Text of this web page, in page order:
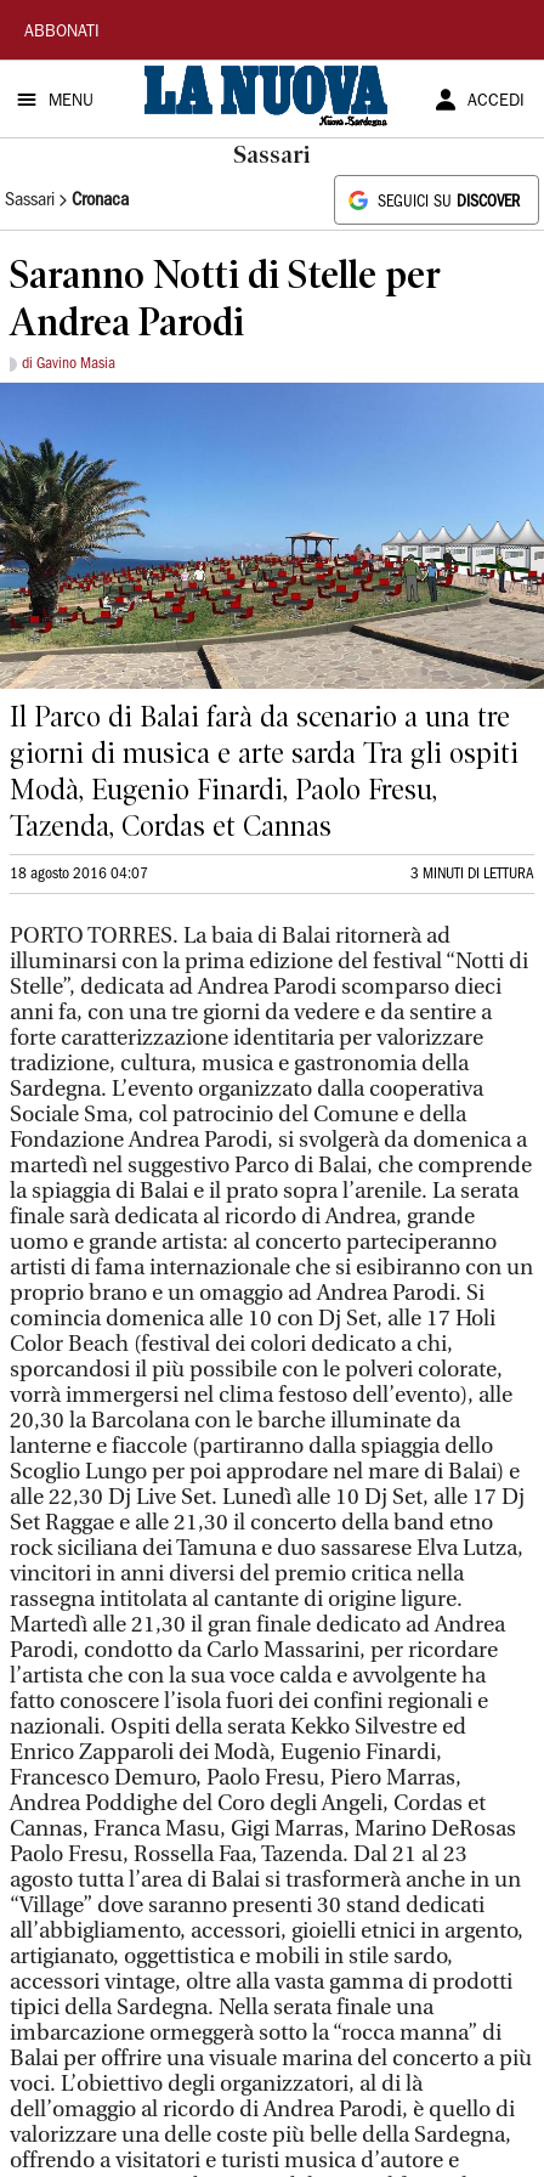
La
Nuova
Sardegna
ABBONATI
MENU ACCEDI
Sassari
Sassari Cronaca SEGUICI SU DISCOVER
Saranno Notti di Stelle per
Andrea Parodi
di Gavino Masia
Il Parco di Balai farà da scenario a una tre
giorni di musica e arte sarda Tra gli ospiti
Modà, Eugenio Finardi, Paolo Fresu,
Tazenda, Cordas et Cannas
18 agosto 2016 04:07 3 MINUTI DI LETTURA
PORTO TORRES. La baia di Balai ritornerà ad
illuminarsi con la prima edizione del festival “Notti di
Stelle”, dedicata ad Andrea Parodi scomparso dieci
anni fa, con una tre giorni da vedere e da sentire a
forte caratterizzazione identitaria per valorizzare
tradizione, cultura, musica e gastronomia della
Sardegna. L’evento organizzato dalla cooperativa
Sociale Sma, col patrocinio del Comune e della
Fondazione Andrea Parodi, si svolgerà da domenica a
martedì nel suggestivo Parco di Balai, che comprende
la spiaggia di Balai e il prato sopra l’arenile. La serata
finale sarà dedicata al ricordo di Andrea, grande
uomo e grande artista: al concerto parteciperanno
artisti di fama internazionale che si esibiranno con un
proprio brano e un omaggio ad Andrea Parodi. Si
comincia domenica alle 10 con Dj Set, alle 17 Holi
Color Beach (festival dei colori dedicato a chi,
sporcandosi il più possibile con le polveri colorate,
vorrà immergersi nel clima festoso dell’evento), alle
20,30 la Barcolana con le barche illuminate da
lanterne e fiaccole (partiranno dalla spiaggia dello
Scoglio Lungo per poi approdare nel mare di Balai) e
alle 22,30 Dj Live Set. Lunedì alle 10 Dj Set, alle 17 Dj
Set Raggae e alle 21,30 il concerto della band etno
rock siciliana dei Tamuna e duo sassarese Elva Lutza,
vincitori in anni diversi del premio critica nella
rassegna intitolata al cantante di origine ligure.
Martedì alle 21,30 il gran finale dedicato ad Andrea
Parodi, condotto da Carlo Massarini, per ricordare
l’artista che con la sua voce calda e avvolgente ha
fatto conoscere l’isola fuori dei confini regionali e
nazionali. Ospiti della serata Kekko Silvestre ed
Enrico Zapparoli dei Modà, Eugenio Finardi,
Francesco Demuro, Paolo Fresu, Piero Marras,
Andrea Poddighe del Coro degli Angeli, Cordas et
Cannas, Franca Masu, Gigi Marras, Marino DeRosas
Paolo Fresu, Rossella Faa, Tazenda. Dal 21 al 23
agosto tutta l’area di Balai si trasformerà anche in un
“Village” dove saranno presenti 30 stand dedicati
all’abbigliamento, accessori, gioielli etnici in argento,
artigianato, oggettistica e mobili in stile sardo,
accessori vintage, oltre alla vasta gamma di prodotti
tipici della Sardegna. Nella serata finale una
imbarcazione ormeggerà sotto la “rocca manna” di
Balai per offrire una visuale marina del concerto a più
voci. L’obiettivo degli organizzatori, al di là
dell’omaggio al ricordo di Andrea Parodi, è quello di
valorizzare una delle coste più belle della Sardegna,
offrendo a visitatori e turisti musica d’autore e